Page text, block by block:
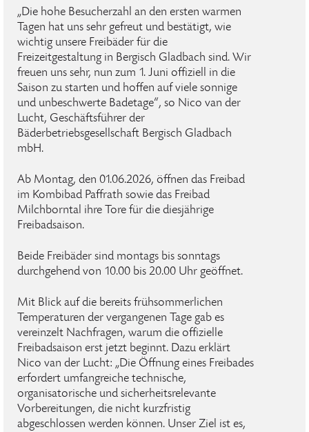
„Die hohe Besucherzahl an den ersten warmen
Tagen hat uns sehr gefreut und bestätigt, wie
wichtig unsere Freibäder für die
Freizeitgestaltung in Bergisch Gladbach sind. Wir
freuen uns sehr, nun zum 1. Juni offiziell in die
Saison zu starten und hoffen auf viele sonnige
und unbeschwerte Badetage“, so Nico van der
Lucht, Geschäftsführer der
Bäderbetriebsgesellschaft Bergisch Gladbach
mbH.
Ab Montag, den 01.06.2026, öffnen das Freibad
im Kombibad Paffrath sowie das Freibad
Milchborntal ihre Tore für die diesjährige
Freibadsaison.
Beide Freibäder sind montags bis sonntags
durchgehend von 10.00 bis 20.00 Uhr geöffnet.
Mit Blick auf die bereits frühsommerlichen
Temperaturen der vergangenen Tage gab es
vereinzelt Nachfragen, warum die offizielle
Freibadsaison erst jetzt beginnt. Dazu erklärt
Nico van der Lucht: „Die Öffnung eines Freibades
erfordert umfangreiche technische,
organisatorische und sicherheitsrelevante
Vorbereitungen, die nicht kurzfristig
abgeschlossen werden können. Unser Ziel ist es,